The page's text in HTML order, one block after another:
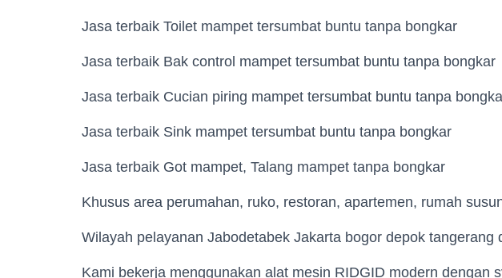
Jasa terbaik Toilet mampet tersumbat buntu tanpa bongkar
Jasa terbaik Bak control mampet tersumbat buntu tanpa bongkar
Jasa terbaik Cucian piring mampet tersumbat buntu tanpa
Jasa terbaik Sink mampet tersumbat buntu tanpa bongkar
Jasa terbaik Got mampet, Talang mampet tanpa bongkar
Khusus area perumahan, ruko, restoran, apartemen, rumah
Wilayah pelayanan Jabodetabek Jakarta bogor depok tangerang
Kami bekerja menggunakan alat mesin RIDGID modern dengan